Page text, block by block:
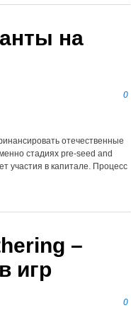
на
0
отечественные
стадиях pre-seed and
участия в капитале. Процесс
–
игр
0